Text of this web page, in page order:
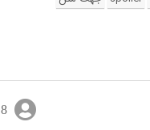
8